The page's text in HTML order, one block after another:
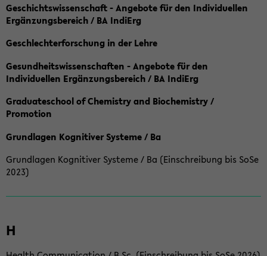
Geschichtswissenschaft - Angebote für den Individuellen
Ergänzungsbereich / BA IndiErg
Geschlechterforschung in der Lehre
Gesundheitswissenschaften - Angebote für den
Individuellen Ergänzungsbereich / BA IndiErg
Graduateschool of Chemistry and Biochemistry /
Promotion
Grundlagen Kognitiver Systeme / Ba
Grundlagen Kognitiver Systeme / Ba (Einschreibung bis SoSe
2023)
H